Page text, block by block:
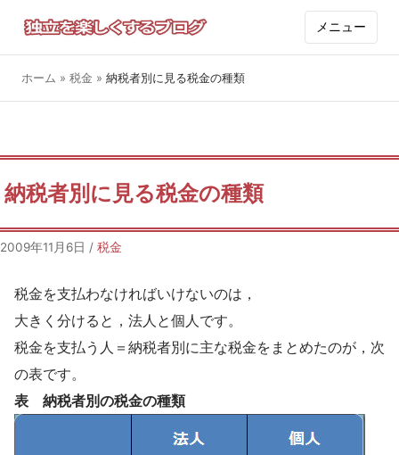
メニュー
ホーム » 税金 » 納税者別に見る税金の種類
納税者別に見る税金の種類
2009年11月6日 / 税金
税金を支払わなければいけないのは，
大きく分けると，法人と個人です。
税金を支払う人＝納税者別に主な税金をまとめたのが，次
の表です。
表 納税者別の税金の種類